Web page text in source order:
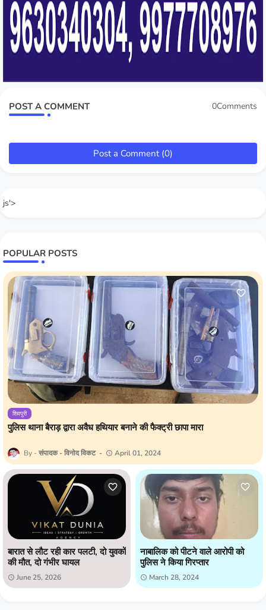
POST A COMMENT 0Comments
Post a Comment (0)
js'>
POPULAR POSTS
शिवपुरी
पुलिस थाना बैराड़ द्वारा अवैध हथियार बनाने की फैक्ट्री छापा मारा
संपादक - विनोद विकट April 01, 2024
बारात से लौट रही कार पलटी, दो युवकों
की मौत, दो गंभीर घायल
June 25, 2026
नाबालिक को पीटने वाले आरोपी को
पुलिस ने किया गिरप्तार
March 28, 2024